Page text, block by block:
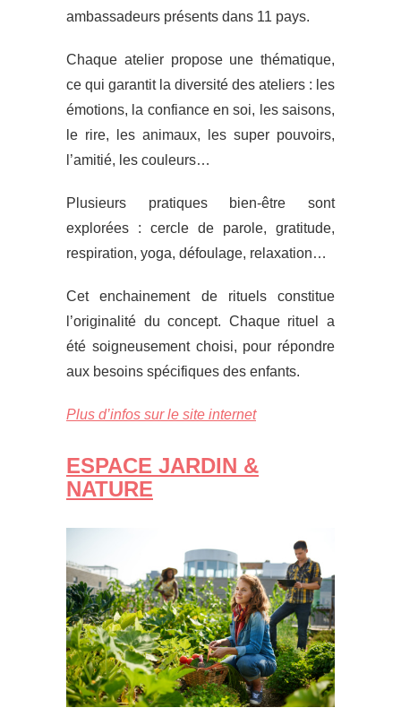
ambassadeurs présents dans 11 pays.
Chaque atelier propose une thématique,
ce qui garantit la diversité des ateliers : les
émotions, la confiance en soi, les saisons,
le rire, les animaux, les super pouvoirs,
l’amitié, les couleurs…
Plusieurs pratiques bien-être sont
explorées : cercle de parole, gratitude,
respiration, yoga, défoulage, relaxation…
Cet enchainement de rituels constitue
l’originalité du concept. Chaque rituel a
été soigneusement choisi, pour répondre
aux besoins spécifiques des enfants.
Plus d’infos sur le site internet
ESPACE JARDIN &
NATURE